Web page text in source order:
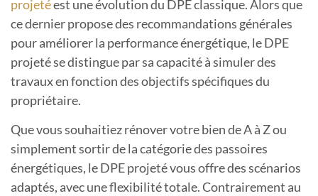
projetéest une évolution du DPE classique. Alors que
ce dernier propose des recommandations générales
pour améliorer la performance énergétique, le DPE
projeté se distingue par sa capacité à simuler des
travaux en fonction des objectifs spécifiques du
propriétaire.
Que vous souhaitiez rénover votre bien de A à Z ou
simplement sortir de la catégorie des passoires
énergétiques, le DPE projeté vous offre des scénarios
adaptés, avec une flexibilité totale. Contrairement au